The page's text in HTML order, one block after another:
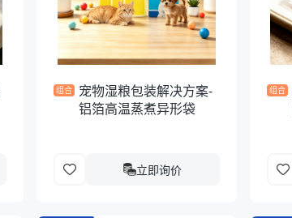
组合 宠物湿粮包装解决方案-
铝箔高温蒸煮异形袋
立即询价
组合